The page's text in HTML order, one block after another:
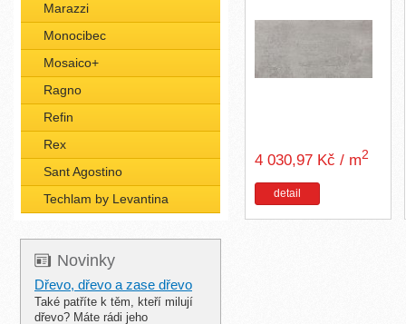
Marazzi
Monocibec
Mosaico+
Ragno
Refin
Rex
Sant Agostino
Techlam by Levantina
Novinky
Dřevo, dřevo a zase dřevo
Také patříte k těm, kteří milují
dřevo? Máte rádi jeho
4 030,97 Kč / m2
detail